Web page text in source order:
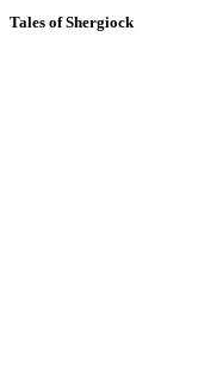
Tales of Shergiock